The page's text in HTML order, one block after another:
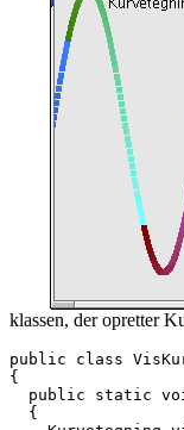
klassen, der opretter
public class
{
public static
  {